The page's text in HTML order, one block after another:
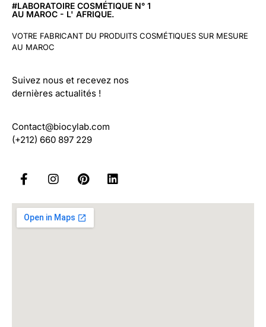
#LABORATOIRE COSMÉTIQUE N° 1
AU MAROC - L' AFRIQUE.
VOTRE FABRICANT DU PRODUITS COSMÉTIQUES SUR MESURE
AU MAROC
Suivez nous et recevez nos
dernières actualités !
Contact@biocylab.com
(+212) 660 897 229